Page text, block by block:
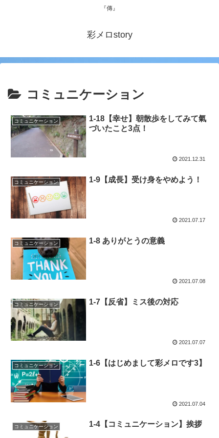
『傳』
彩メロstory
コミュニケーション
コミュニケーション
1-18【幸せ】朝散歩をしてみて氣
づいたこと3点！
2021.12.31
コミュニケーション 1-9【成長】受け身をやめよう！
2021.07.17
コミュニケーション 1-8 ありがとうの意義
2021.07.08
コミュニケーション 1-7【反省】ミス後の対応
2021.07.07
コミュニケーション 1-6【はじめまして彩メロです3】
2021.07.04
コミュニケーション 1-4【コミュニケーション】挨拶